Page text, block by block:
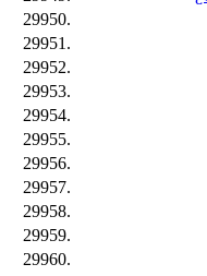
29950.
29951.
29952.
29953.
29954.
29955.
29956.
29957.
29958.
29959.
29960.